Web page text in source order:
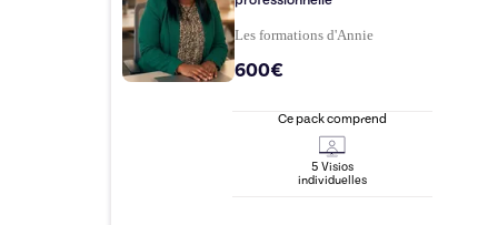
Les formations d'Annie
600€
Ce pack comprend
5 Visios
individuelles